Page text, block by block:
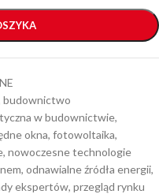
budownictwo
w budownictwie,
okna, fotowoltaika,
, nowoczesne technologie
, odnawialne źródła energii,
ekspertów, przegląd rynku